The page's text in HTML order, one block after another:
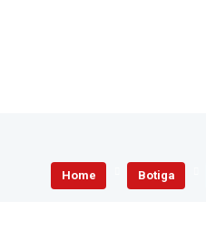
Home Botiga